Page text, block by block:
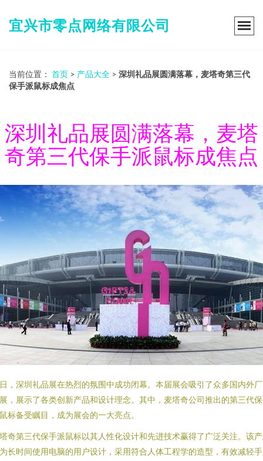
宜兴市零点网络有限公司
当前位置： 首页 > 产品大全 > 深圳礼品展圆满落幕，麦塔奇第三代
保手派鼠标成焦点
深圳礼品展圆满落幕，麦塔
奇第三代保手派鼠标成焦点
，深圳礼品展在热烈的氛围中成功闭幕。本届展会吸引了众多国内外
，展示了各类创新产品和设计理念。其中，麦塔奇公司推出的第三代
标备受瞩目，成为展会的一大亮点。
奇第三代保手派鼠标以其人性化设计和先进技术赢得了广泛关注。该
长时间使用电脑的用户设计，采用符合人体工程学的造型，有效减轻